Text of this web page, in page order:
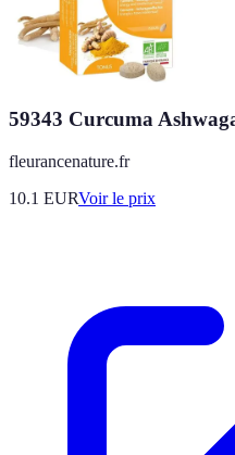
59343 Curcuma
fleurancenature.fr
10.1 EURVoir le prix